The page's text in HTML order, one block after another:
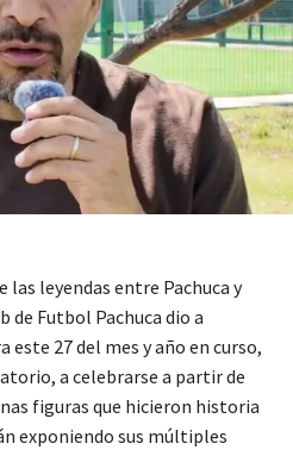
las leyendas entre Pachuca y
de Futbol Pachuca dio a
este 27 del mes y año en curso,
a celebrarse a partir de
figuras que hicieron historia
exponiendo sus múltiples